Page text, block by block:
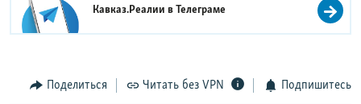
Кавказ.Реалии вТелеграме
Поделиться Читать без VPN Подпишитесь